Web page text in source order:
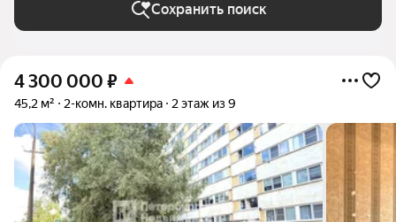
Сохранить поиск
4 300 000 ₽
45,2 м² 2-комн. квартира 2 этаж из 9